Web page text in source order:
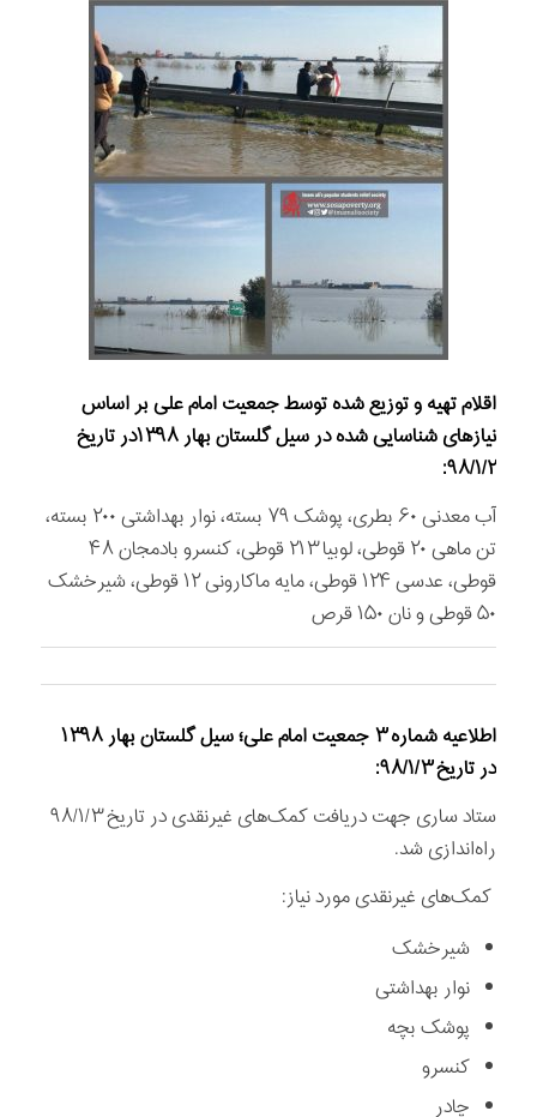
اقلام تهيه و توزيع شده توسط جمعيت امام علی بر اساس
نيازهای شناسايی شده در سیل گلستان بهار ۱۳۹۸در تاریخ
۹۸/۱/۲:
آب معدنی ۶۰ بطری، پوشک ۷۹ بسته، نوار بهداشتی ۲۰۰ بسته،
تن ماهی ۲۰ قوطی، لوبیا ۲۱۳ قوطی، کنسرو بادمجان ۴۸
قوطی، عدسی ۱۲۴ قوطی، مایه ماکارونی ۱۲ قوطی، شیرخشک
۵۰ قوطی و نان ۱۵۰ قرص
اطلاعیه شماره۳
جمعیت امام علی؛ سیل گلستان بهار ۱۳۹۸
در تاریخ ۹۸/۱/۳:
ستاد ساری جهت دریافت کمک‌های غیرنقدی در تاریخ ۹۸/۱/۳
راه‌اندازی شد.
کمک‌های غیرنقدی مورد نیاز:
شیرخشک
نوار بهداشتی
پوشک بچه
کنسرو
چادر